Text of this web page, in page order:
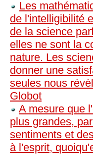
Les
de l'intelligibilité
de la science
elles ne sont la
nature. Les
donner une
seules nous
Globot
A mesure que
plus grandes,
sentiments et
à l'esprit,